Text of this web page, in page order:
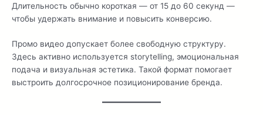
Длительность обычно короткая — от 15 до 60 секунд —
чтобы удержать внимание и повысить конверсию.
Промо видео допускает более свободную структуру.
Здесь активно используется storytelling, эмоциональная
подача и визуальная эстетика. Такой формат помогает
выстроить долгосрочное позиционирование бренда.